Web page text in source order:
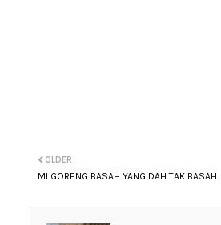
OLDER
MI GORENG BASAH YANG DAH TAK BASAH..